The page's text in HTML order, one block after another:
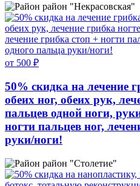
район "Некрасовская"
от 500 ₽
50% скидка на лечение
обеих ног, обеих рук,
пальцев одной ноги,
ногти пальцев ног,
руки/ноги!
район "Столетие"